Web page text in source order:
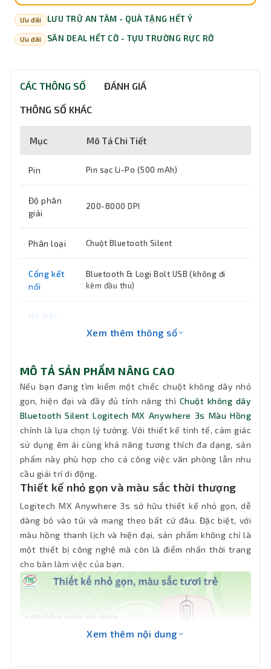
Ưu đãi LƯU TRỮ AN TÂM - QUÀ TẶNG HẾT Ý
Ưu đãi SĂN DEAL HẾT CỠ - TỰU TRƯỜNG RỰC RỠ
CÁC THÔNG SỐ ĐÁNH GIÁ
THÔNG SỐ KHÁC
Mục Mô Tả Chi Tiết
Pin Pin sạc Li-Po (500 mAh)
Độ phân
giải
200-8000 DPI
Phân loại Chuột Bluetooth Silent
Cổng kết
nối
Bluetooth & Logi Bolt USB (không đi
kèm đầu thu)
Hệ điều
Linux
Button
(nút)
6 nút (Nhấp chuột Trái/Phải, Tiếp
theo/Quay lại, Chuyển chế độ nút cuộn,
Nhấp chuột giữa)
Màu sắc
Chiều dài
Không dây
biến
Quang học
Kích
thước
100,5 x 65 x 34.4 mm
Khối
Xem thêm thông số
MÔ TẢ SẢN PHẨM NÂNG CAO
Nếu bạn đang tìm kiếm một chiếc chuột không dây nhỏ
gọn, hiện đại và đầy đủ tính năng thì Chuột không dây
Bluetooth Silent Logitech MX Anywhere 3s Màu Hồng
chính là lựa chọn lý tưởng. Với thiết kế tinh tế, cảm giác
sử dụng êm ái cùng khả năng tương thích đa dạng, sản
phẩm này phù hợp cho cả công việc văn phòng lẫn nhu
cầu giải trí di động.
Thiết kế nhỏ gọn và màu sắc thời thượng
Logitech MX Anywhere 3s sở hữu thiết kế nhỏ gọn, dễ
dàng bỏ vào túi và mang theo bất cứ đâu. Đặc biệt, với
màu hồng thanh lịch và hiện đại, sản phẩm không chỉ là
một thiết bị công nghệ mà còn là điểm nhấn thời trang
cho bàn làm việc của bạn.
Xem thêm nội dung